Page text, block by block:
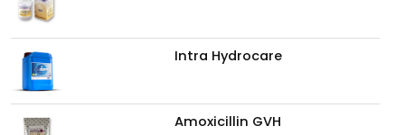
Intra Hydrocare
Amoxicillin GVH